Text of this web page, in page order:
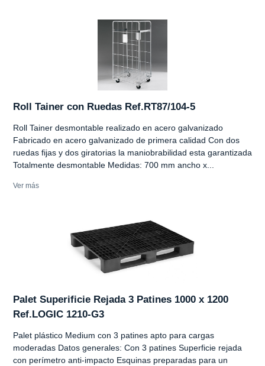
Roll Tainer con Ruedas Ref.RT87/104-5
Roll Tainer desmontable realizado en acero galvanizado
Fabricado en acero galvanizado de primera calidad Con dos
ruedas fijas y dos giratorias la maniobrabilidad esta garantizada
Totalmente desmontable Medidas: 700 mm ancho x...
Ver más
Palet Superificie Rejada 3 Patines 1000 x 1200
Ref.LOGIC 1210-G3
Palet plástico Medium con 3 patines apto para cargas
moderadas Datos generales: Con 3 patines Superficie rejada
con perímetro anti-impacto Esquinas preparadas para un